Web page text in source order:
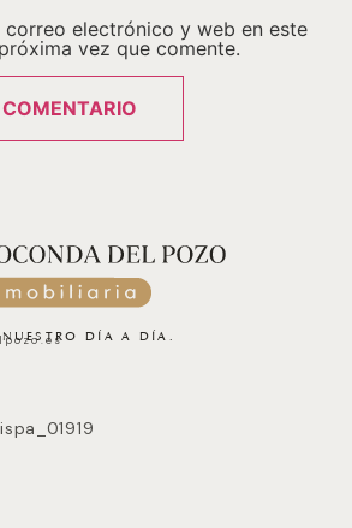
correo electrónico y web en este
vez que comente.
DÍA A DÍA.